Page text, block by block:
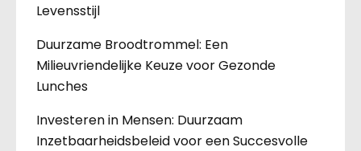
Levensstijl
Duurzame Broodtrommel: Een
Milieuvriendelijke Keuze voor Gezonde
Lunches
Investeren in Mensen: Duurzaam
Inzetbaarheidsbeleid voor een Succesvolle